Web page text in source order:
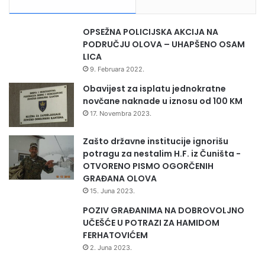
OPSEŽNA POLICIJSKA AKCIJA NA
PODRUČJU OLOVA – UHAPŠENO OSAM
LICA
9. Februara 2022.
Obavijest za isplatu jednokratne
novčane naknade u iznosu od 100 KM
17. Novembra 2023.
Zašto državne institucije ignorišu
potragu za nestalim H.F. iz Čuništa -
OTVORENO PISMO OGORČENIH
GRAĐANA OLOVA
15. Juna 2023.
POZIV GRAĐANIMA NA DOBROVOLJNO
UČEŠĆE U POTRAZI ZA HAMIDOM
FERHATOVIĆEM
2. Juna 2023.